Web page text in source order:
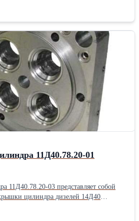
серии ТГМ, ТЭМ. ООО «ПП
проводить ремонт тепловозов и
а также силами выездной
тепловоза.
11Д40.78.20-01
03 представляет собой
цилиндра дизелей 14Д40
на магистральных
отливается из высокопрочного